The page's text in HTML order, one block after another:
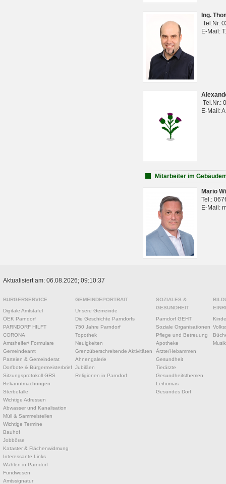
Ing.
Tel.Nr.
E-Mail:
Tel.Nr.:
E-Mail:
Mitarbeiter im
Mario
Tel.:
E-Mail:
Aktualisiert am: 06.08.2026; 09:10:37
BÜRGERSERVICE
Digitale Amtstafel
ÖEK Parndorf
PARNDORF HILFT
CORONA
Amtshelfer/ Formulare
Gemeindeamt
Parteien & Gemeinderat
Dorfbote & Bürgermeisterbrief
Sitzungsprotokoll GRS
Bekanntmachungen
Sterbefälle
Wichtige Adressen
Abwasser und Kanalisation
Müll & Sammelstellen
Wichtige Termine
Bauhof
Jobbörse
Kataster & Flächenwidmung
Interessante Links
Wahlen in Parndorf
Fundwesen
Amtssignatur
GEMEINDEPORTRAIT
Unsere Gemeinde
Die Geschichte Parndorfs
750 Jahre Parndorf
Topothek
Neuigkeiten
Grenzüberschreitende Aktivitäten
Ahnengalerie
Jubiläen
Religionen in Parndorf
SOZIALES &
GESUNDHEIT
Parndorf GEHT
Soziale Organisationen
Pflege und Betreuung
Apotheke
Ärzte/Hebammen
Gesundheit
Tierärzte
Gesundheitsthemen
Leihomas
Gesundes Dorf